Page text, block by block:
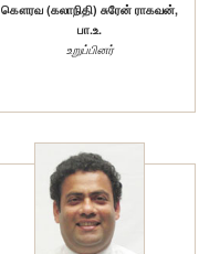
கௌரவ (கலாநிதி) சுரேன் ராகவன்,
பா.உ.
உறுப்பினர்